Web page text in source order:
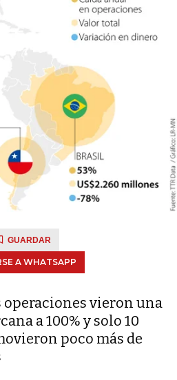
GUARDAR
A WHATSAPP
operaciones vieron una
a 100% y solo 10
poco más de